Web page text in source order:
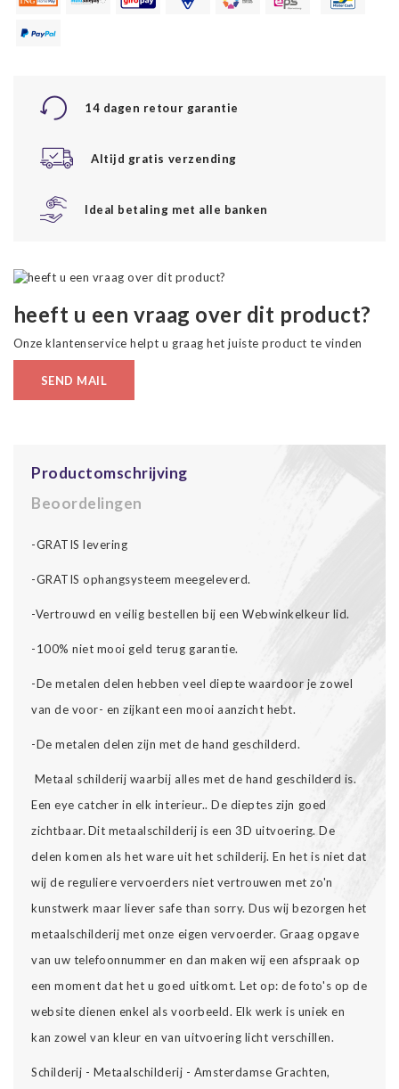
14 dagen retour garantie
Altijd gratis verzending
Ideal betaling met alle banken
heeft u een vraag over dit product?
Onze klantenservice helpt u graag het juiste product te vinden
SEND MAIL
Productomschrijving
Beoordelingen
-GRATIS levering
-GRATIS ophangsysteem meegeleverd.
-Vertrouwd en veilig bestellen bij een Webwinkelkeur lid.
-100% niet mooi geld terug garantie.
-De metalen delen hebben veel diepte waardoor je zowel
van de voor- en zijkant een mooi aanzicht hebt.
-De metalen delen zijn met de hand geschilderd.
Metaal schilderij waarbij alles met de hand geschilderd is.
Een eye catcher in elk interieur.. De dieptes zijn goed
zichtbaar. Dit metaalschilderij is een 3D uitvoering. De
delen komen als het ware uit het schilderij. En het is niet dat
wij de reguliere vervoerders niet vertrouwen met zo'n
kunstwerk maar liever safe than sorry. Dus wij bezorgen het
metaalschilderij met onze eigen vervoerder. Graag opgave
van uw telefoonnummer en dan maken wij een afspraak op
een moment dat het u goed uitkomt. Let op: de foto's op de
website dienen enkel als voorbeeld. Elk werk is uniek en
kan zowel van kleur en van uitvoering licht verschillen.
Schilderij - Metaalschilderij - Amsterdamse Grachten,